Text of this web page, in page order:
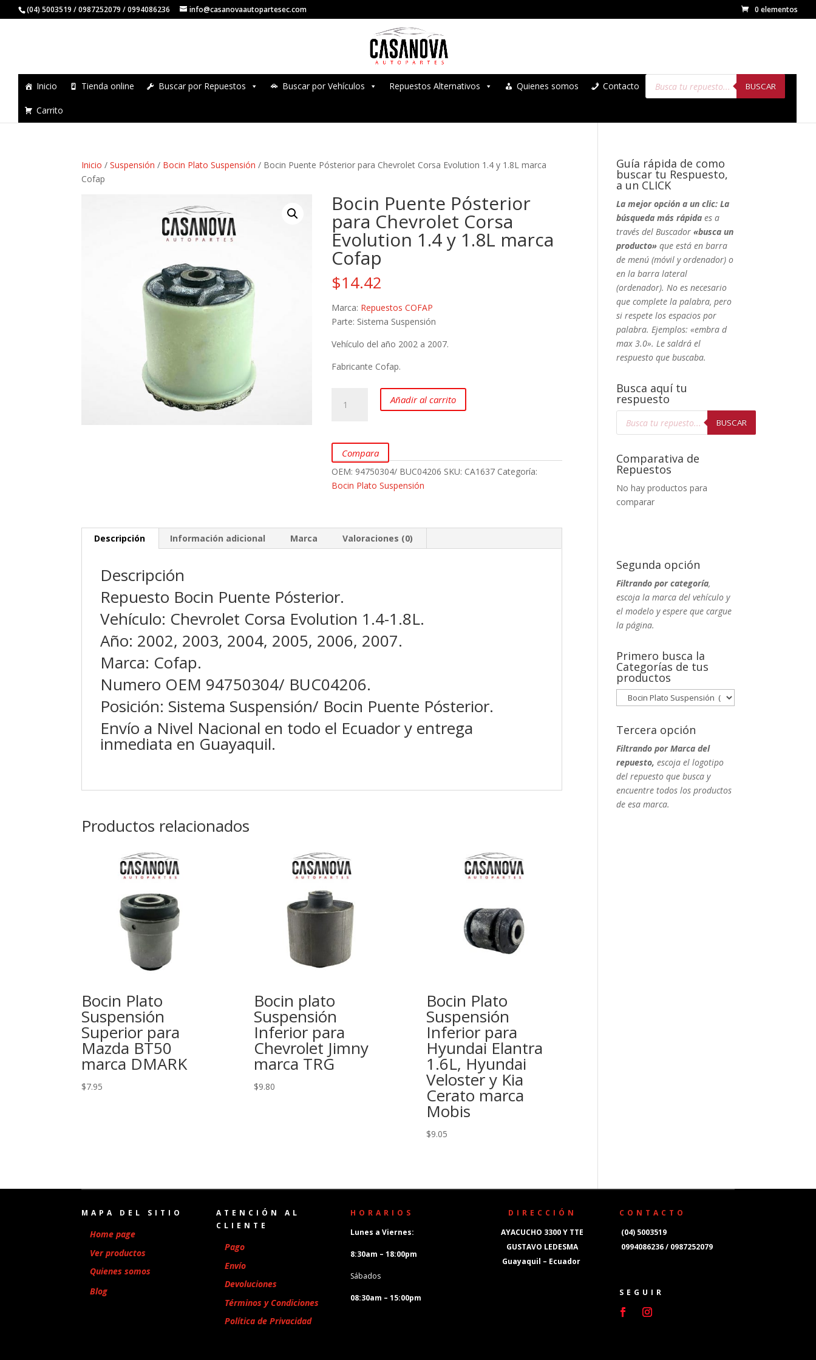
(04) 5003519 / 0987252079 / 0994086236 info@casanovaautopartesec.com 0 elementos
Inicio Tienda online Buscar por Repuestos Buscar por Vehículos Repuestos Alternativos Quienes somos Contacto
Búsqueda
productos
BUSCAR
Carrito
Inicio /Suspensión / Bocin Plato Suspensión / Bocin Puente Pósterior para Chevrolet Corsa Evolution 1.4 y 1.8L marca
Cofap
Bocin Puente Pósterior
para Chevrolet Corsa
Evolution 1.4 y 1.8L marca
Cofap
$14.42
Marca: Repuestos COFAP
Parte: Sistema Suspensión
Vehículo del año 2002 a 2007.
Fabricante Cofap.
Puente
Chevrolet
Corsa
Evolution
1.4
marca
Cofap
Añadir al carrito
Compara
OEM: 94750304/ BUC04206 SKU: CA1637 Categoría:
Bocin Plato Suspensión
Descripción Información adicional Marca Valoraciones (0)
Descripción
Repuesto Bocin Puente Pósterior.
Vehículo: Chevrolet Corsa Evolution 1.4-1.8L.
Año: 2002, 2003, 2004, 2005, 2006, 2007.
Marca: Cofap.
Numero OEM 94750304/ BUC04206.
Posición: Sistema Suspensión/ Bocin Puente Pósterior.
Envío a Nivel Nacional en todo el Ecuador y entrega
inmediata en Guayaquil.
Productos relacionados
Bocin Plato
Suspensión
Superior para
Mazda BT50
marca DMARK
$7.95
Bocin plato
Suspensión
Inferior para
Chevrolet Jimny
marca TRG
$9.80
Bocin Plato
Suspensión
Inferior para
Hyundai Elantra
1.6L, Hyundai
Veloster y Kia
Cerato marca
Mobis
$9.05
Guía rápida de como
buscar tu Respuesto,
a un CLICK
La mejor opción a un clic: La
búsqueda más rápida es a
través del Buscador «busca un
producto» que está en barra
de menú (móvil y ordenador) o
en la barra lateral
(ordenador). No es necesario
que complete la palabra, pero
si respete los espacios por
palabra. Ejemplos: «embra d
max 3.0». Le saldrá el
respuesto que buscaba.
Busca aquí tu
respuesto
Búsqueda
BUSCAR
Comparativa de
Repuestos
No hay productos para
comparar
Segunda opción
Filtrando por categoría,
escoja la marca del vehículo y
el modelo y espere que cargue
la página.
Primero busca la
Categorías de tus
productos
Tercera opción
Filtrando por Marca del
repuesto, escoja el logotipo
del repuesto que busca y
encuentre todos los productos
de esa marca.
MAPA DEL SITIO
Home page
Ver productos
Quienes somos
Blog
ATENCIÓN AL
CLIENTE
Pago
Envío
Devoluciones
Términos y Condiciones
Política de Privacidad
HORARIOS
Lunes a Viernes:
8:30am – 18:00pm
Sábados
08:30am – 15:00pm
DIRECCIÓN
AYACUCHO 3300 Y TTE
GUSTAVO LEDESMA
Guayaquil – Ecuador
CONTACTO
(04) 5003519
0994086236 / 0987252079
SEGUIR